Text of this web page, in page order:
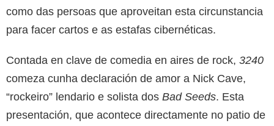
como das persoas que aproveitan esta circunstancia
para facer cartos e as estafas cibernéticas.
Contada en clave de comedia en aires de rock, 3240
comeza cunha declaración de amor a Nick Cave,
“rockeiro” lendario e solista dos Bad Seeds. Esta
presentación, que acontece directamente no patio de